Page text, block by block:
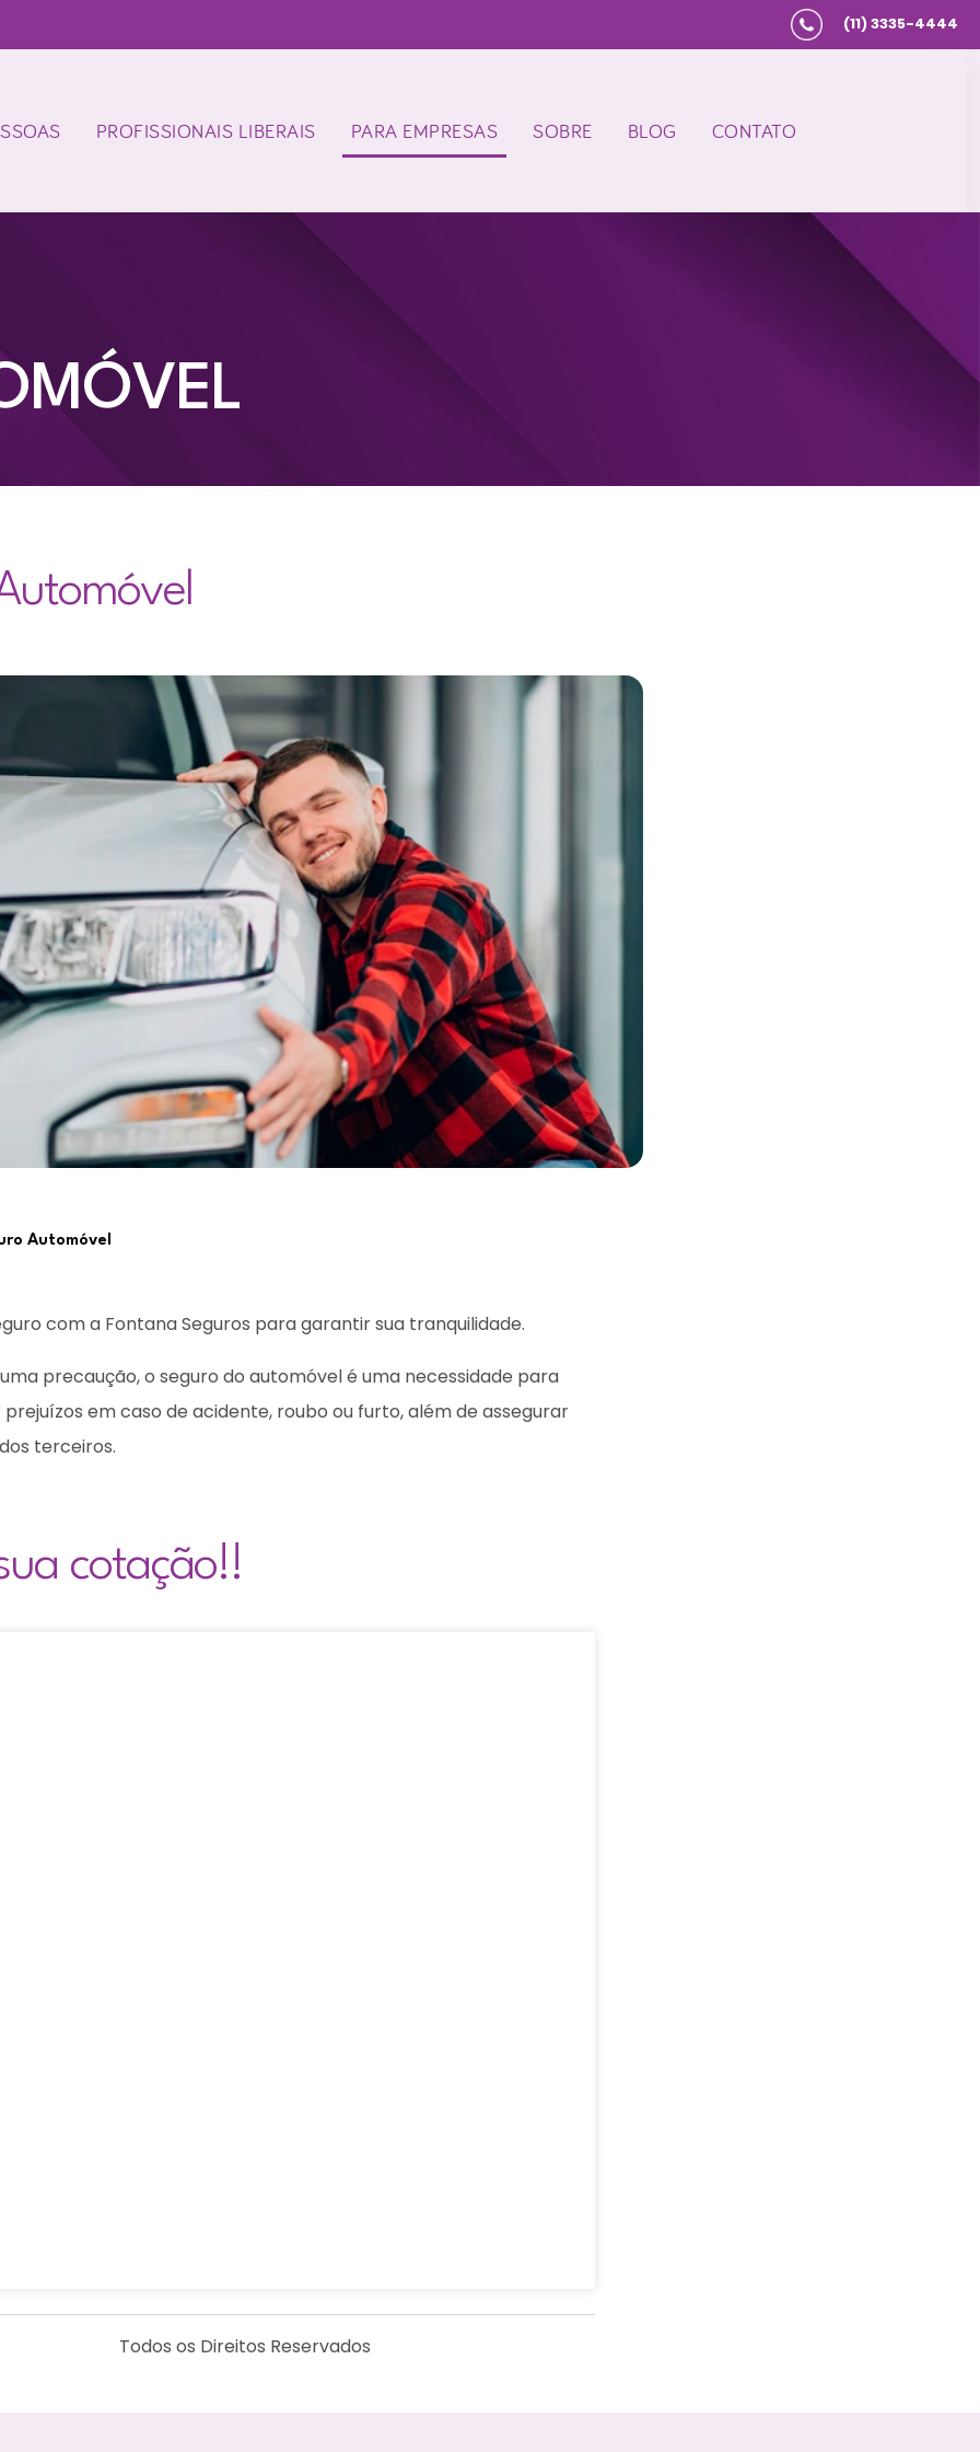
(11) 3335-4444
PROFISSIONAIS LIBERAIS PARA EMPRESAS SOBRE BLOG CONTATO
Automóvel
com a Fontana Seguros para garantir sua tranquilidade.
precaução, o seguro do automóvel é uma necessidade para
em caso de acidente, roubo ou furto, além de assegurar
terceiros.
cotação!!
Todos os Direitos Reservados